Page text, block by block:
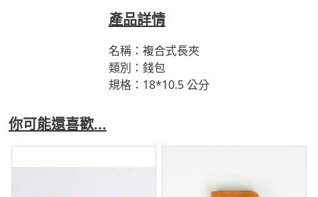
產品詳情
名稱：複合式長夾
類別：錢包
規格：18*10.5 公分
你可能還喜歡...